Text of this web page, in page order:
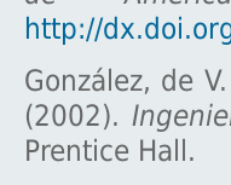
http://
González, de
(2002).
Prentice Hall.